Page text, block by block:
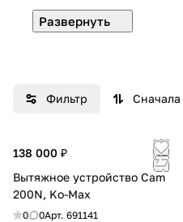
2014 году, прилагает
производства
Фильтр
138 000 ₽
Вытяжное устройство Cam
200N, Ko-Max
0 0Арт. 691141